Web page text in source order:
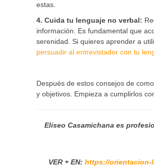
estas.
4. Cuida tu lenguaje no verbal:
información. Es fundamental que
serenidad. Si quieres aprender a
persuadir al entrevistador con tu
Después de estos consejos de
y objetivos. Empieza a cumplirlos
Eliseo Casamichana es
VER + EN: https://orientacion-